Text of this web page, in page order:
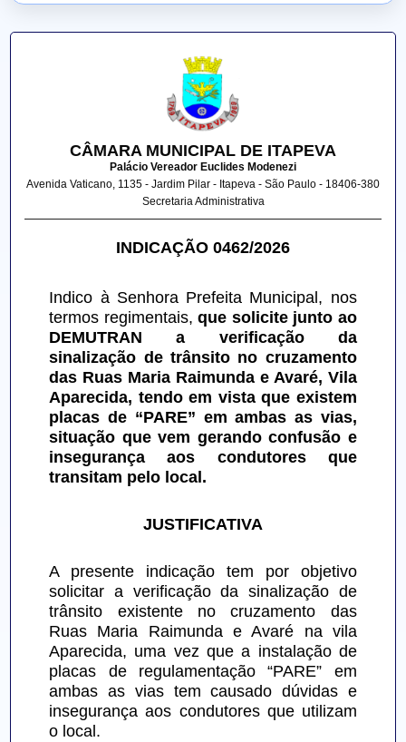
CÂMARA MUNICIPAL DE ITAPEVA
Palácio Vereador Euclides Modenezi
Avenida Vaticano, 1135 - Jardim Pilar - Itapeva - São Paulo - 18406-380
Secretaria Administrativa
INDICAÇÃO 0462/2026
Indico à Senhora Prefeita Municipal, nos
termos regimentais, que solicite junto ao
DEMUTRAN a verificação da
sinalização de trânsito no cruzamento
das Ruas Maria Raimunda e Avaré, Vila
Aparecida, tendo em vista que existem
placas de “PARE” em ambas as vias,
situação que vem gerando confusão e
insegurança aos condutores que
transitam pelo local.
JUSTIFICATIVA
A presente indicação tem por objetivo
solicitar a verificação da sinalização de
trânsito existente no cruzamento das
Ruas Maria Raimunda e Avaré na vila
Aparecida, uma vez que a instalação de
placas de regulamentação “PARE” em
ambas as vias tem causado dúvidas e
insegurança aos condutores que utilizam
o local.